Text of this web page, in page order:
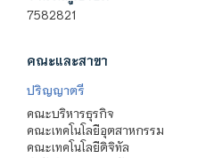
7582821
คณะและสาขา
ปริญญาตรี
คณะบริหารธุรกิจ
คณะเทคโนโลยีอุตสาหกรรม
คณะเทคโนโลยีดิจิทัล